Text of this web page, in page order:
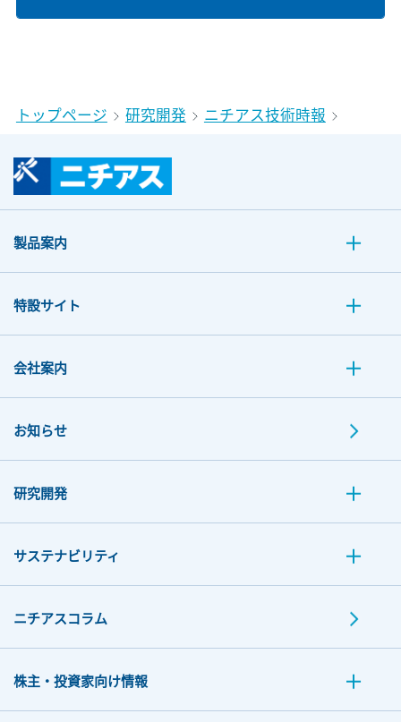
トップページ 研究開発 ニチアス技術時報
製品案内
特設サイト
会社案内
お知らせ
研究開発
サステナビリティ
ニチアスコラム
株主・投資家向け情報